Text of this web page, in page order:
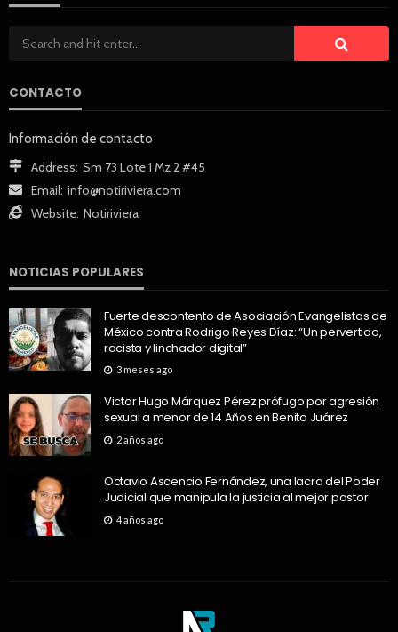
CONTACTO
Información de contacto
Address: Sm 73 Lote 1 Mz 2 #45
Email: info@notiriviera.com
Website: Notiriviera
NOTICIAS POPULARES
Fuerte descontento de Asociación Evangelistas de
México contra Rodrigo Reyes Díaz: “Un pervertido,
racista y linchador digital”
3 meses ago
Victor Hugo Márquez Pérez prófugo por agresión
sexual a menor de 14 Años en Benito Juárez
2 años ago
Octavio Ascencio Fernández, una lacra del Poder
Judicial que manipula la justicia al mejor postor
4 años ago